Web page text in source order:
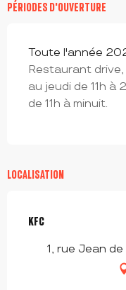
PÉRIODES D'OUVERTURE
Toute l'année
Restaurant
au jeudi de 11h à
de 11h à minuit.
LOCALISATION
KFC
1, rue Jean